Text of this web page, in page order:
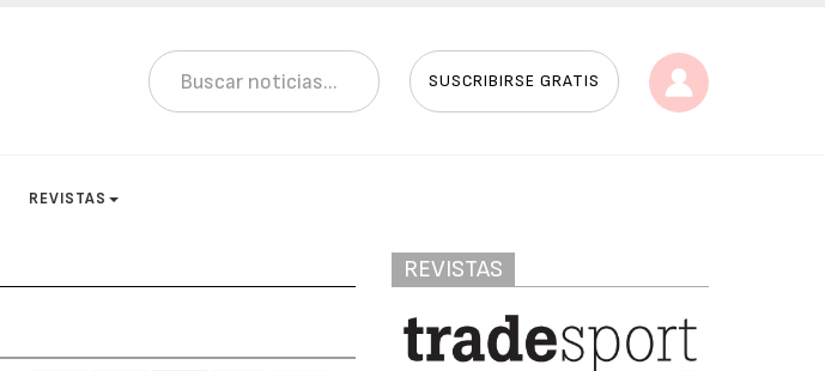
SUSCRIBIRSE GRATIS
REVISTAS
REVISTAS